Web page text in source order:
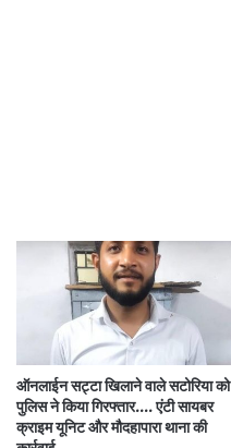
ऑनलाईन सट्टा खिलाने वाले सटोरिया को
पुलिस ने किया गिरफ्तार…. एंटी सायबर
क्राइम यूनिट और मौदहापारा थाना की